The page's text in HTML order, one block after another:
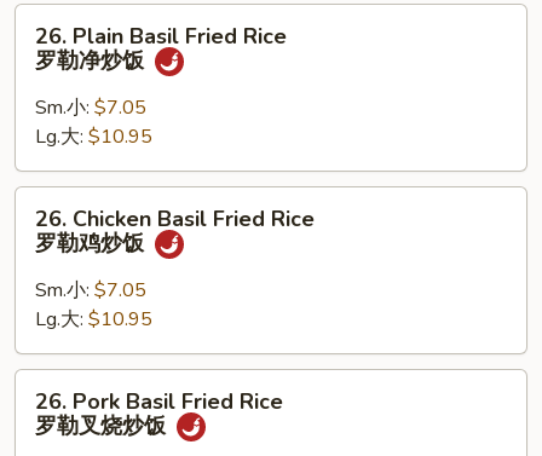
楼
Plain
Basil
Fried
Rice
罗
勒
26. Plain Basil Fried Rice
罗勒净炒饭
Sm.小: $7.05
Lg.大: $10.95
Chicken
Basil
Fried
Rice
罗
勒
26. Chicken Basil Fried Rice
罗勒鸡炒饭
Sm.小: $7.05
Lg.大: $10.95
Pork
Basil
26. Pork Basil Fried Rice
罗勒叉烧炒饭